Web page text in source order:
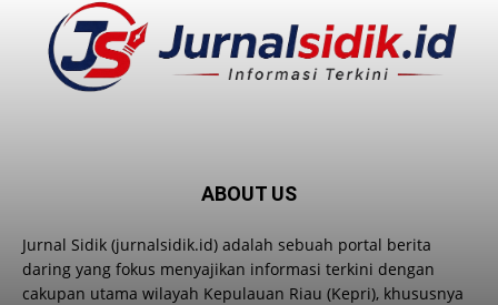
ABOUT US
Jurnal Sidik (jurnalsidik.id) adalah sebuah portal berita
daring yang fokus menyajikan informasi terkini dengan
cakupan utama wilayah Kepulauan Riau (Kepri), khususnya